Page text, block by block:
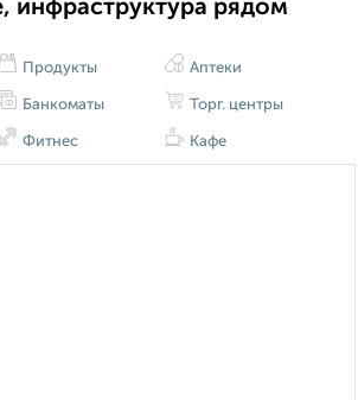
инфраструктура рядом
Продукты
Банкоматы
Фитнес
Аптеки
Торг. центры
Кафе